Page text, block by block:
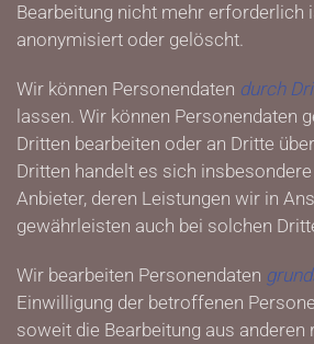
Bearbeitung nicht mehr erforderlich
anonymisiert oder gelöscht.
Wir können Personendaten durch
lassen. Wir können Personendaten
Dritten bearbeiten oder an Dritte
Dritten handelt es sich
Anbieter, deren Leistungen wir in
gewährleisten auch bei solchen
Wir bearbeiten Personendaten
Einwilligung der betroffenen
soweit die Bearbeitung aus anderen